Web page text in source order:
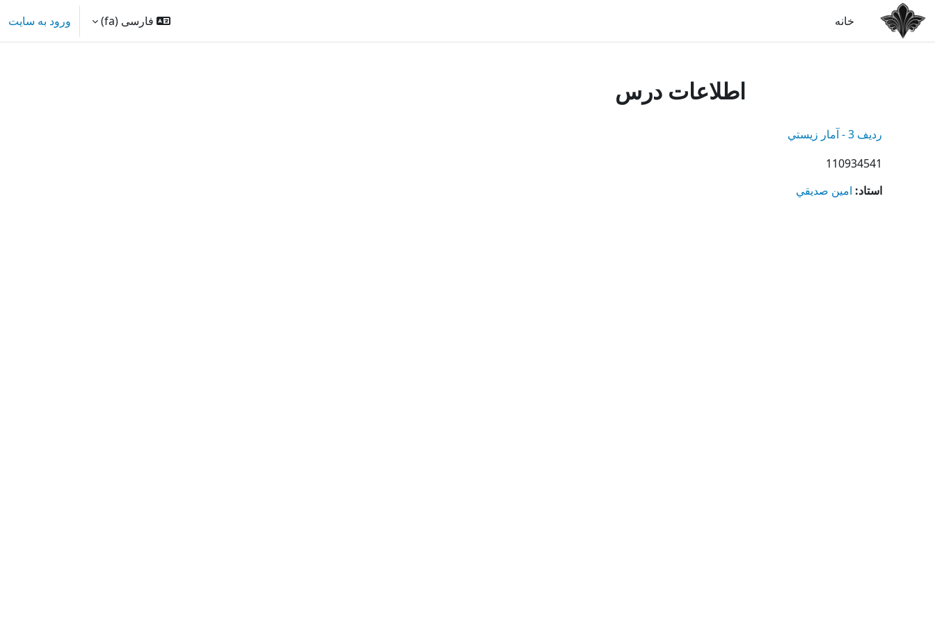
پرش به محتوای اصلی
خانه
فارسی ‎(fa)‎ ورود به سایت
اطلاعات درس
ردیف 3 - آمار زيستي
110934541
استاد: امين صديقي